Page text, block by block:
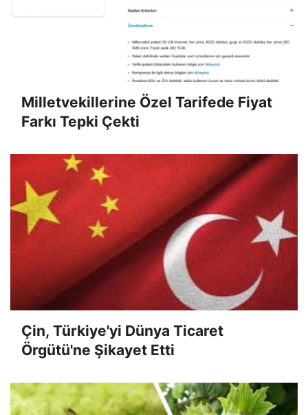
Milletvekillerine Özel Tarifede Fiyat
Farkı Tepki Çekti
Çin, Türkiye'yi Dünya Ticaret
Örgütü'ne Şikayet Etti